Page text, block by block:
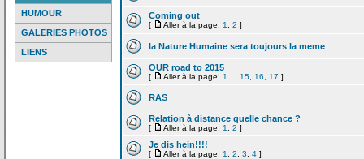
HUMOUR
GALERIES PHOTOS
LIENS
Coming out
[ Aller à la page: 1 2 ]
la Nature Humaine sera toujours la meme
OUR road to 2015
[ Aller à la page: 1 15 16 17 ]
RAS
Relation à distance quelle chance ?
[ Aller à la page: 1 2 ]
Je dis hein!!!!
[ Aller à la page: 1 2 3 4 ]